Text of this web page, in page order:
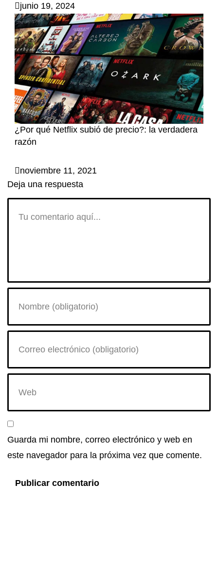
junio 19, 2024
¿Por qué Netflix subió de precio?: la verdadera
razón
noviembre 11, 2021
Deja una respuesta
Guarda mi nombre, correo electrónico y web en
este navegador para la próxima vez que comente.